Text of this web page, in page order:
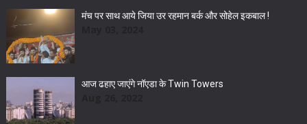
मंच पर साथ आये जिया उर रहमान बर्क और सोहेल इकबाल !
आज ढहाए जाएंगे नॉएडा के Twin Towers